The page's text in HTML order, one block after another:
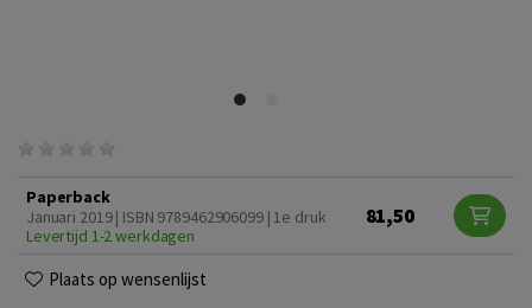
Paperback
Januari 2019 | ISBN 9789462906099 | 1e druk
Levertijd 1-2 werkdagen
81,50
Plaats op wensenlijst